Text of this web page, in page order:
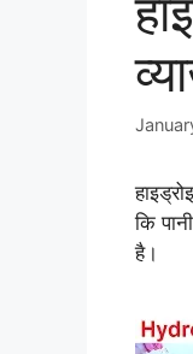
कि
है।